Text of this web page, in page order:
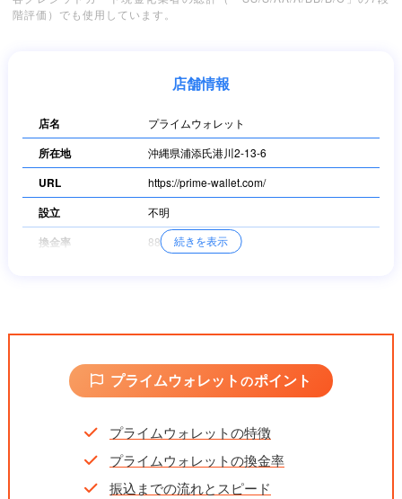
階評価）でも使用しています。
店舗情報
店名 プライムウォレット
所在地 沖縄県浦添氏港川2-13-6
URL https://prime-wallet.com/
設立 不明
換金率 88％～98.3％
キャンペーン 新規利用で初回還元率100％
続きを表示
プライムウォレット のポイント
プライムウォレットの特徴
プライムウォレットの換金率
振込までの流れとスピード